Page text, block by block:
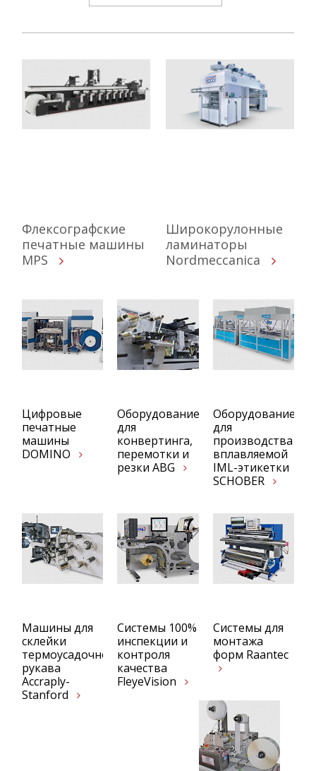
Флексографские
печатные машины
MPS
Широкорулонные
ламинаторы
Nordmeccanica
Цифровые
печатные
машины
DOMINO
Оборудование
для
конвертинга,
перемотки и
резки ABG
Оборудование
для
производства
вплавляемой
IML-этикетки
SCHOBER
Машины для
склейки
термоусадочного
рукава
Accraply-
Stanford
Системы 100%
инспекции и
контроля
качества
FleyeVision
Системы для
монтажа
форм Raantec